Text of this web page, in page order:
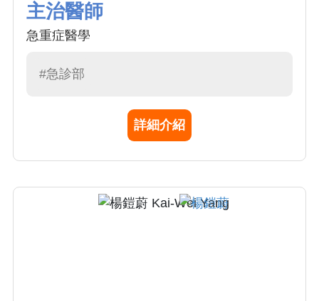
主治醫師
急重症醫學
#急診部
詳細介紹